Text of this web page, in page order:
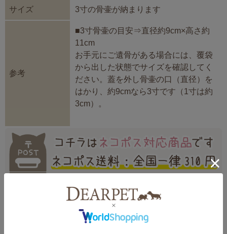
サイズ 3寸の骨壷が納まります
参考
■3寸骨壷の目安⇒直径約9cm×高さ約
11cm
お手元にご遺骨がある場合には、覆袋
から出した状態でサイズを確認してく
ださい。蓋を外し骨壷の口（直径）を
はかり、約9cmなら3寸です（1寸は約
3cm）。